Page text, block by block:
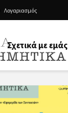
Λογαριασμός
Σχετικά με εμάς